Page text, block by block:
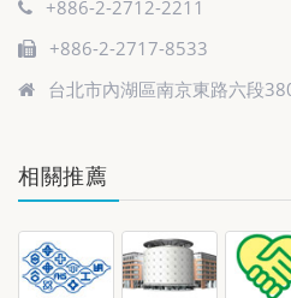
+886-2-2712-2211
+886-2-2717-8533
台北市內湖區南京東路六段
相關推薦